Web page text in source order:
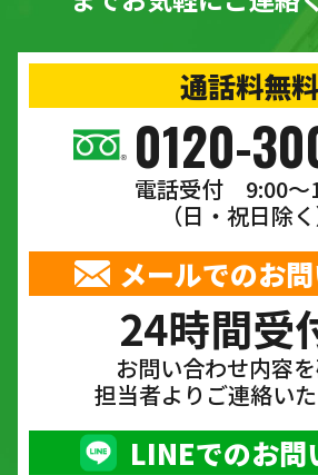
通話料無料
0120-
電話受付 9:00〜
（日・祝日除く
メールでのお
24時間受
お問い合わせ内容
担当者よりご連絡いた
LINEでのお問